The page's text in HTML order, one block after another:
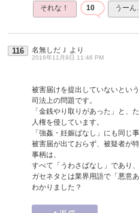
それな！ 10 うー
116 名無しだＪ より
2016年11月9日 11:46 PM
被害届けを提出していないとい
司法上の問題です。
「金銭やり取りがあった」と、
人権を侵しています。
「強姦・妊娠ばなし」にも同じ
被害届が出ておらず、被疑者が
事柄は、
すべて「うわさばなし」であり、
ガセネタとは業界用語で「悪意
わかりました？